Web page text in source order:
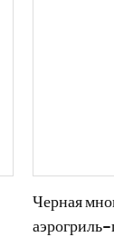
Черная
аэрогриль-